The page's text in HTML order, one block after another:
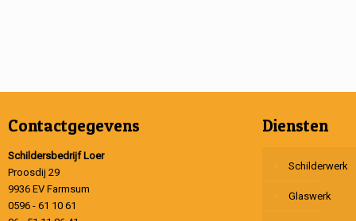
Contactgegevens
Schildersbedrijf Loer
Proosdij 29
9936 EV Farmsum
0596 - 61 10 61
Diensten
Schilderwerk
Glaswerk